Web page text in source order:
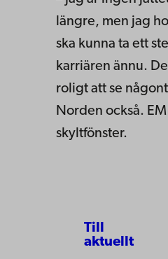
längre, men jag
ska kunna ta ett
karriären ännu.
roligt att se
Norden också.
skyltfönster.
Till
aktuellt